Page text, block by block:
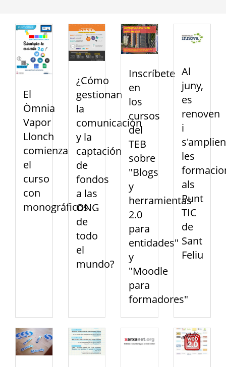
El
Òmnia
Vapor
Llonch
comienza
el
curso
con
monográficos
¿Cómo
gestionan
la
comunicación
y la
captación
de
fondos
a las
ONG
de
todo
el
mundo?
Inscríbete
en
los
cursos
del
TEB
sobre
"Blogs
y
herramientas
2.0
para
entidades"
y
"Moodle
para
formadores"
Al
juny,
es
renoven
i
s'amplien
les
als
Punt
TIC
de
Sant
Feliu